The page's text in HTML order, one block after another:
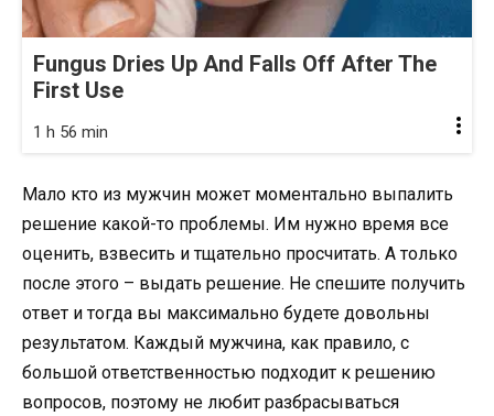
Fungus Dries Up And Falls Off After The
First Use
1 h 56 min
Мало кто из мужчин может моментально выпалить
решение какой-то проблемы. Им нужно время все
оценить, взвесить и тщательно просчитать. А только
после этого – выдать решение. Не спешите получить
ответ и тогда вы максимально будете довольны
результатом. Каждый мужчина, как правило, с
большой ответственностью подходит к решению
вопросов, поэтому не любит разбрасываться